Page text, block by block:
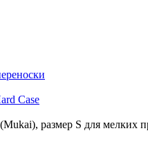
Case
размер S для мелких